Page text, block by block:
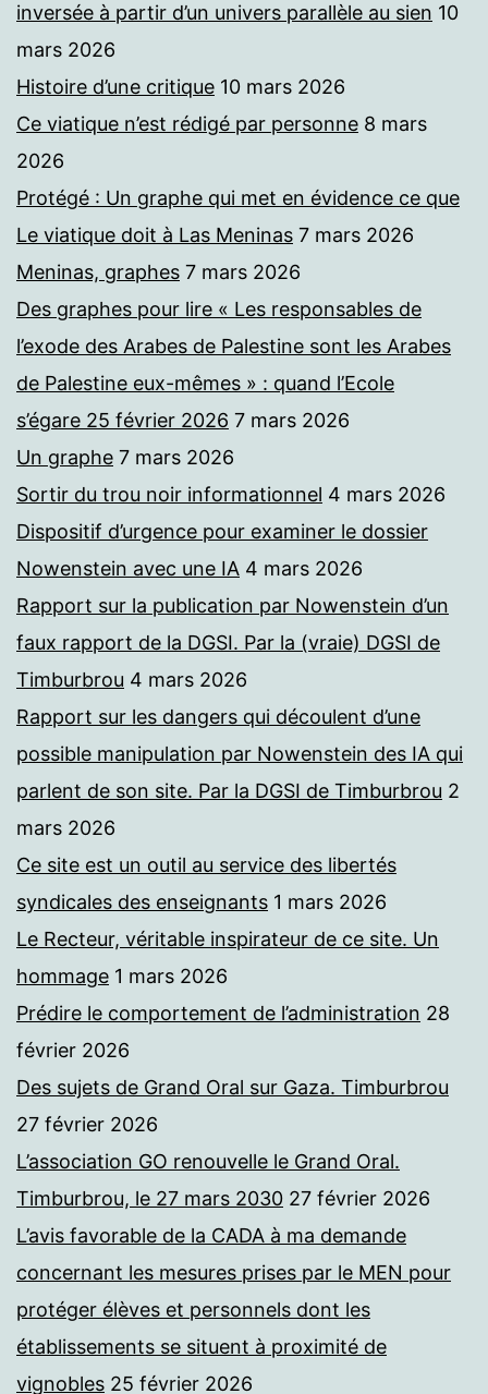
inversée à partir d’un univers parallèle au sien 10
mars 2026
Histoire d’une critique 10 mars 2026
Ce viatique n’est rédigé par personne 8 mars
2026
Protégé : Un graphe qui met en évidence ce que
Le viatique doit à Las Meninas 7 mars 2026
Meninas, graphes 7 mars 2026
Des graphes pour lire « Les responsables de
l’exode des Arabes de Palestine sont les Arabes
de Palestine eux-mêmes » : quand l’Ecole
s’égare 25 février 2026 7 mars 2026
Un graphe 7 mars 2026
Sortir du trou noir informationnel 4 mars 2026
Dispositif d’urgence pour examiner le dossier
Nowenstein avec une IA 4 mars 2026
Rapport sur la publication par Nowenstein d’un
faux rapport de la DGSI. Par la (vraie) DGSI de
Timburbrou 4 mars 2026
Rapport sur les dangers qui découlent d’une
possible manipulation par Nowenstein des IA qui
parlent de son site. Par la DGSI de Timburbrou 2
mars 2026
Ce site est un outil au service des libertés
syndicales des enseignants 1 mars 2026
Le Recteur, véritable inspirateur de ce site. Un
hommage 1 mars 2026
Prédire le comportement de l’administration 28
février 2026
Des sujets de Grand Oral sur Gaza. Timburbrou
27 février 2026
L’association GO renouvelle le Grand Oral.
Timburbrou, le 27 mars 2030 27 février 2026
L’avis favorable de la CADA à ma demande
concernant les mesures prises par le MEN pour
protéger élèves et personnels dont les
établissements se situent à proximité de
vignobles 25 février 2026